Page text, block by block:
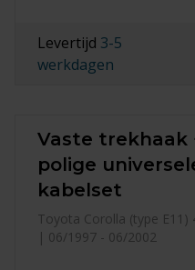
Levertijd 3-5
werkdagen
Vaste trekhaak
polige
kabelset
Toyota Corolla (type E11)
| 06/1997 - 06/2002